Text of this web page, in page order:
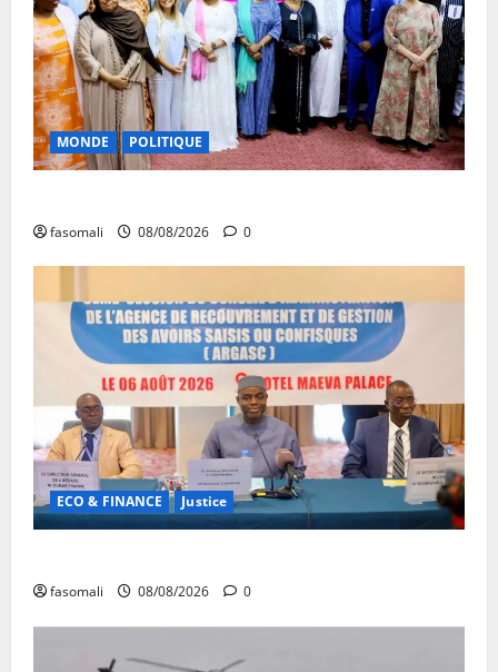
MONDE POLITIQUE
fasomali 08/08/2026 0
ECO & FINANCE Justice
fasomali 08/08/2026 0